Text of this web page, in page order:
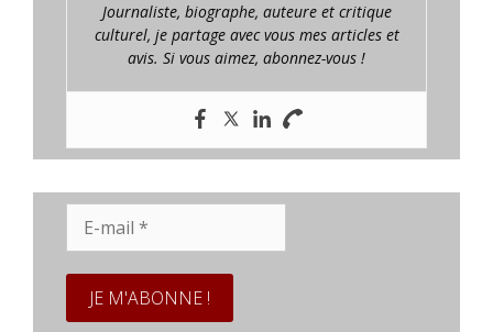
Journaliste, biographe, auteure et critique
culturel, je partage avec vous mes articles et
avis. Si vous aimez, abonnez-vous !
mail